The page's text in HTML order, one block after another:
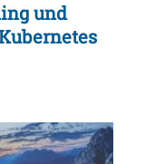
und